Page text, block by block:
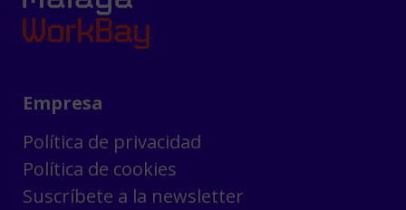
Empresa
Política de privacidad
Política de cookies
Suscríbete a la newsletter